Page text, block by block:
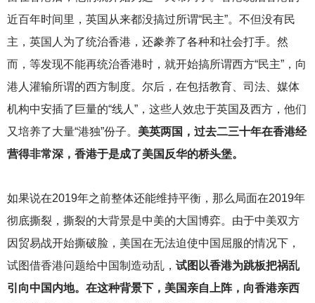
近百年时间里，英国从来都没搞过所谓“民主”。不但没有民
主，英国人为了统治香港，还豢养了各种和社会打手。然
而，等发现不能再统治香港时，就开始搞所谓西方“民主”，向
港人灌输所谓的西方制度。尔后，在包括教育、司法、媒体
机构中安插了巨量的“线人”，这些人效忠于英国及西方，他们
又培养了大量“港独”份子。 美英两国，过去二三十年在香港经
营得非常深，香港于是成了美国反华的桥头堡。
如果说在2019年之前整体还能维持平衡，那么局面在2019年
彻底撕裂，撕裂的大背景是中美的大国博弈。由于中美双方
因贸易战开始撕破脸，美国在无法迫使中国屈服的情况下，
试图借香港问题给中国制造动乱， 试图以香港为跳板把祸乱
引向中国内地。在这种背景下，美国亲自上阵，向香港亲西